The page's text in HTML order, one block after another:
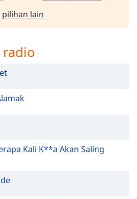
pilihan lain
radio
Kali K**a Akan Saling